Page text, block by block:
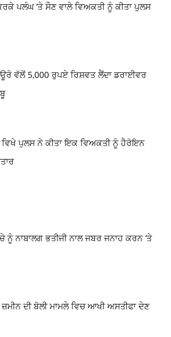
ਪਲੰਘ ‘ਤੇ ਸੌਣ ਵਾਲੇ ਵਿਅਕਤੀ ਨੂੰ ਕੀਤਾ ਪੁਲਸ
ਵੱਲੋਂ 5,000 ਰੁਪਏ ਰਿਸ਼ਵਤ ਲੈਂਦਾ ਡਰਾਈਵਰ
ਪੁਲਸ ਨੇ ਕੀਤਾ ਇਕ ਵਿਅਕਤੀ ਨੂੰ ਹੈਰੋਇਨ
ਨੂੰ ਨਾਬਾਲਗ ਭਤੀਜੀ ਨਾਲ ਜਬਰ ਜਨਾਹ ਕਰਨ ‘ਤੇ
ਦੀ ਬੋਲੀ ਮਾਮਲੇ ਵਿਚ ਆਖੀ ਅਸਤੀਫਾ ਦੇਣ